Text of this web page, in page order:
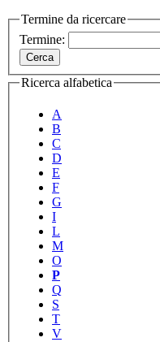
Termine da ricercare
Termine:
Ricerca alfabetica
A
B
C
D
E
F
G
I
L
M
O
P
Q
S
T
V